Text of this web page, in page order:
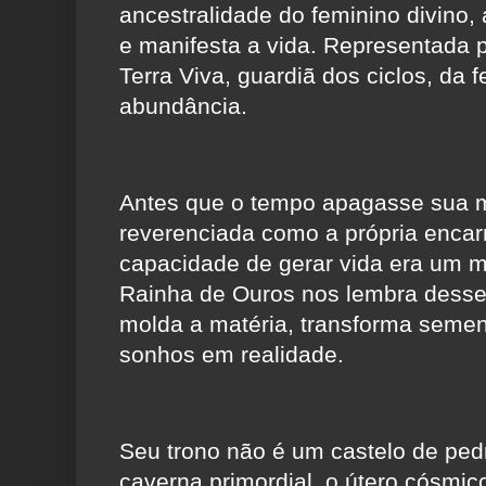
ancestralidade do feminino divino,
e manifesta a vida. Representada
Terra Viva, guardiã dos ciclos, da
abundância.
Antes que o tempo apagasse sua
reverenciada como a própria
capacidade de gerar vida era um
Rainha de Ouros nos lembra
molda a matéria, transforma
sonhos em realidade.
Seu trono não é um castelo de